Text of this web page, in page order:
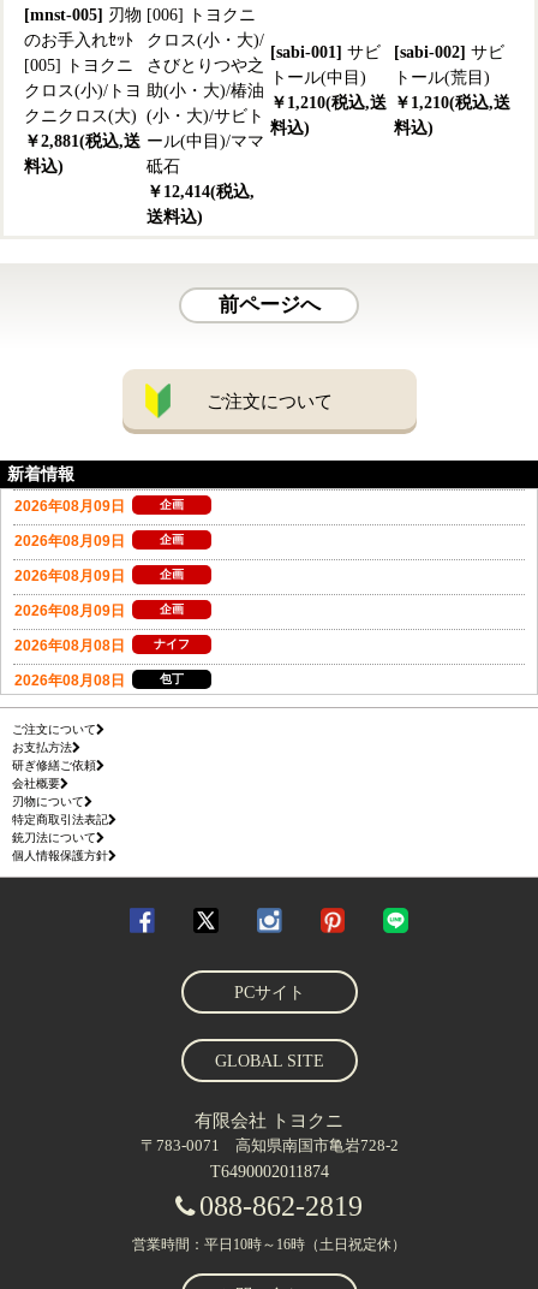
[mnst-005] 刃物
のお手入れｾｯﾄ
[005] トヨクニ
クロス(小)/トヨ
クニクロス(大)
￥2,881(税込,送
料込)
[006] トヨクニ
クロス(小・大)/
さびとりつや之
助(小・大)/椿油
(小・大)/サビト
ール(中目)/ママ
砥石
￥12,414(税込,
送料込)
[sabi-001] サビ
トール(中目)
￥1,210(税込,送
料込)
[sabi-002] サビ
トール(荒目)
￥1,210(税込,送
料込)
前ページへ
ご注文について
新着情報
ご注文について
お支払方法
研ぎ修繕ご依頼
会社概要
刃物について
特定商取引法表記
銃刀法について
個人情報保護方針
PCサイト
GLOBAL SITE
有限会社 トヨクニ
〒783-0071 高知県南国市亀岩728-2
T6490002011874
088-862-2819
営業時間：平日10時～16時（土日祝定休）